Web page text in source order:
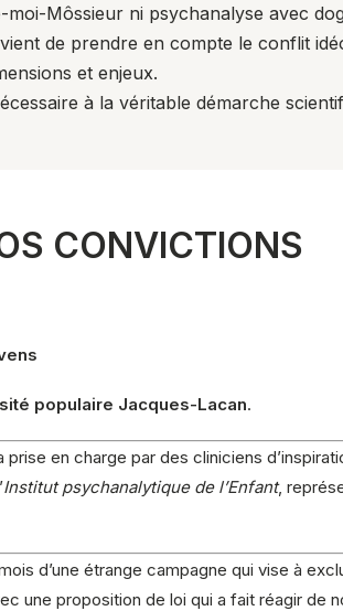
Môssieur ni psychanalyse avec
de prendre en compte le conflit
et enjeux.
à la véritable démarche
CONVICTIONS
populaire Jacques-Lacan.
en charge par des cliniciens
Institut psychanalytique de l’Enfant,
d’une étrange campagne qui vise à
une proposition de loi qui a fait réagir de